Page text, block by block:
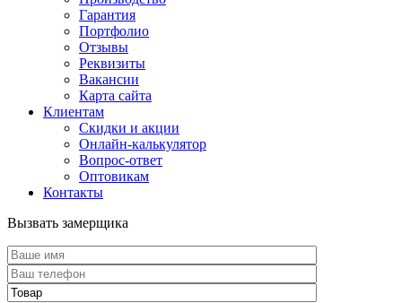
Гарантия
Портфолио
Отзывы
Реквизиты
Вакансии
Карта сайта
Клиентам
Скидки и акции
Онлайн-калькулятор
Вопрос-ответ
Оптовикам
Контакты
Вызвать замерщика